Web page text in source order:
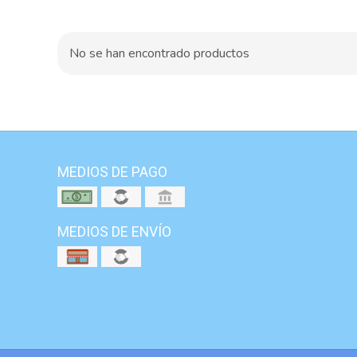
No se han encontrado productos
MEDIOS DE PAGO
MEDIOS DE ENVÍO